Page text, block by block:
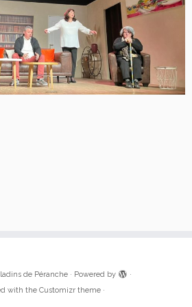
de Péranche· Powered by
·
with the Customizr theme ·